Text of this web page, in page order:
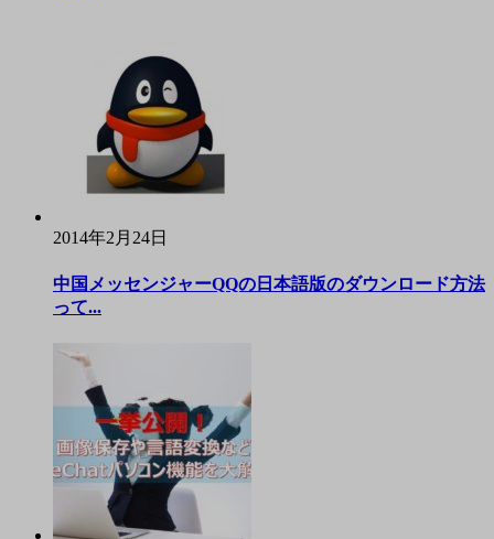
2014年2月24日
中国メッセンジャーQQの日本語版のダウンロード方法
って...